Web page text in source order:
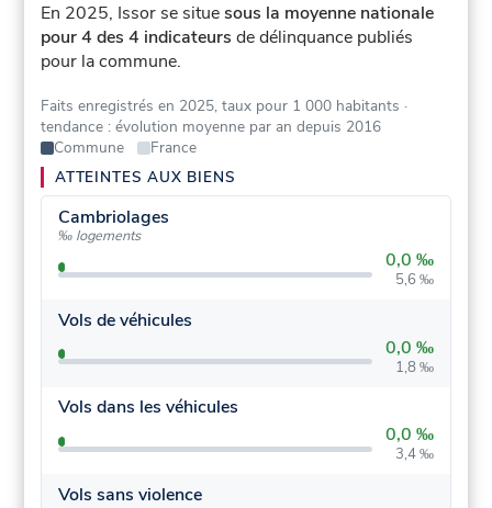
En 2025, Issor se situesous la moyenne nationale
pour 4 des 4 indicateurs de délinquance publiés
pour la commune.
Faits enregistrés en 2025, taux pour 1 000 habitants ·
tendance : évolution moyenne par an depuis 2016
Commune
France
ATTEINTES AUX BIENS
Cambriolages
‰ logements
0,0 ‰
5,6 ‰
Vols de véhicules
0,0 ‰
1,8 ‰
Vols dans les véhicules
0,0 ‰
3,4 ‰
Vols sans violence